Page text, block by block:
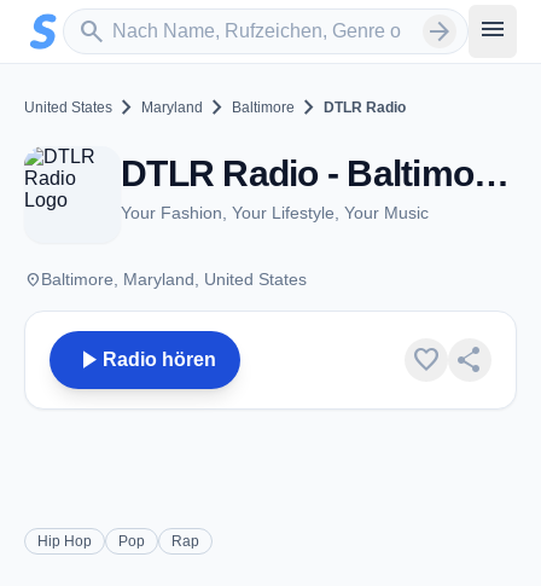
Zum Hauptinhalt springen
search
Sender suchen arrow_forward menu
United States chevron_right Maryland chevron_right Baltimore chevron_right DTLR Radio
DTLR Radio - Baltimore, MD
Your Fashion, Your Lifestyle, Your Music
placeBaltimore, Maryland, United States
play_arrow Radio hören favorite share
Hip Hop Pop Rap